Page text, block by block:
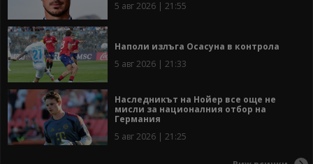
5 авг 2026 | 21:55
Наполи излъга Осасуна в контрола
5 авг 2026 | 21:33
Наследникът на Нойер все още не
мисли за националния отбор на
Германия
5 авг 2026 | 21:25